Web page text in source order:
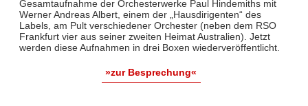
Gesamtaufnahme der Orchesterwerke Paul Hindemiths mit
Werner Andreas Albert, einem der „Hausdirigenten“ des
Labels, am Pult verschiedener Orchester (neben dem RSO
Frankfurt vier aus seiner zweiten Heimat Australien). Jetzt
werden diese Aufnahmen in drei Boxen wiederveröffentlicht.
»zur Besprechung«